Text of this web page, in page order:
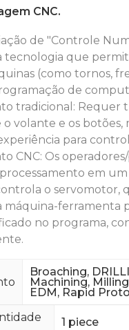
CNC.
de "Controle
tecnologia que
(como tornos,
de
tradicional:
volante e os
para
CNC: Os
em
o servomotor,
máquina-ferramenta
no programa,
Broaching,
Machining,
EDM, Rapid
1 piece